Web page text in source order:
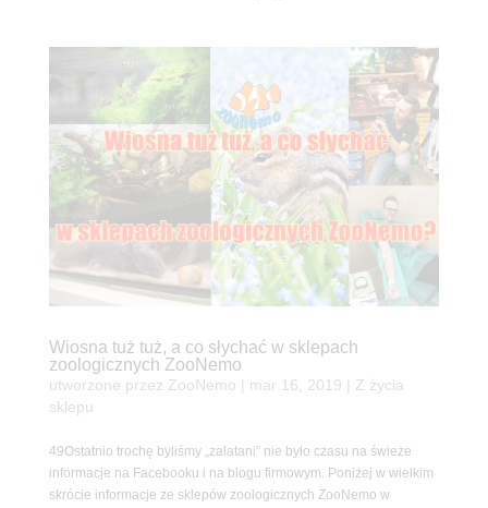
Wiosna tuż tuż, a co słychać w sklepach
zoologicznych ZooNemo
utworzone przez ZooNemo mar 16, 2019
Z życia
sklepu
49Ostatnio trochę byliśmy „zalatani” nie było czasu na świeże
informacje na Facebooku i na blogu firmowym. Poniżej w wielkim
skrócie informacje ze sklepów zoologicznych ZooNemo w